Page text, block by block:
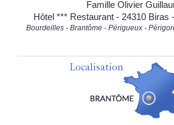
Famille Olivier
Hôtel *** Restaurant - 24310 Biras
Bourdeilles - Brantôme - Périgueux -
Localisation